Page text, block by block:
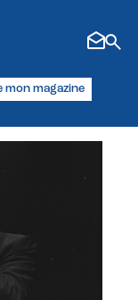
mon magazine